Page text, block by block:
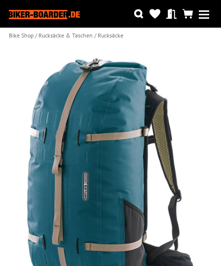
Bike Shop Rucksäcke & Taschen Rucksäcke